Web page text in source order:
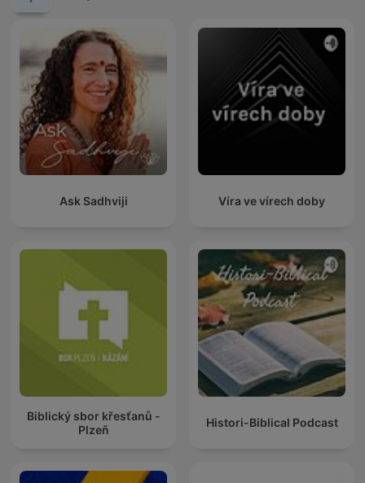
Ask Sadhviji Víra ve vírech doby
Biblický sbor křesťanů -
Plzeň
Histori-Biblical Podcast